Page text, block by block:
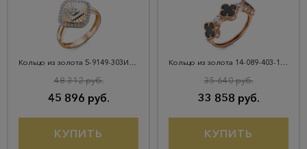
Кольцо из золота 5-9149-303И4-1КБ
45 896 руб.
48 312 руб.
КУПИТЬ
Кольцо из золота 14-089-403-1К-ОнкЧ
33 858 руб.
35 640 руб.
КУПИТЬ